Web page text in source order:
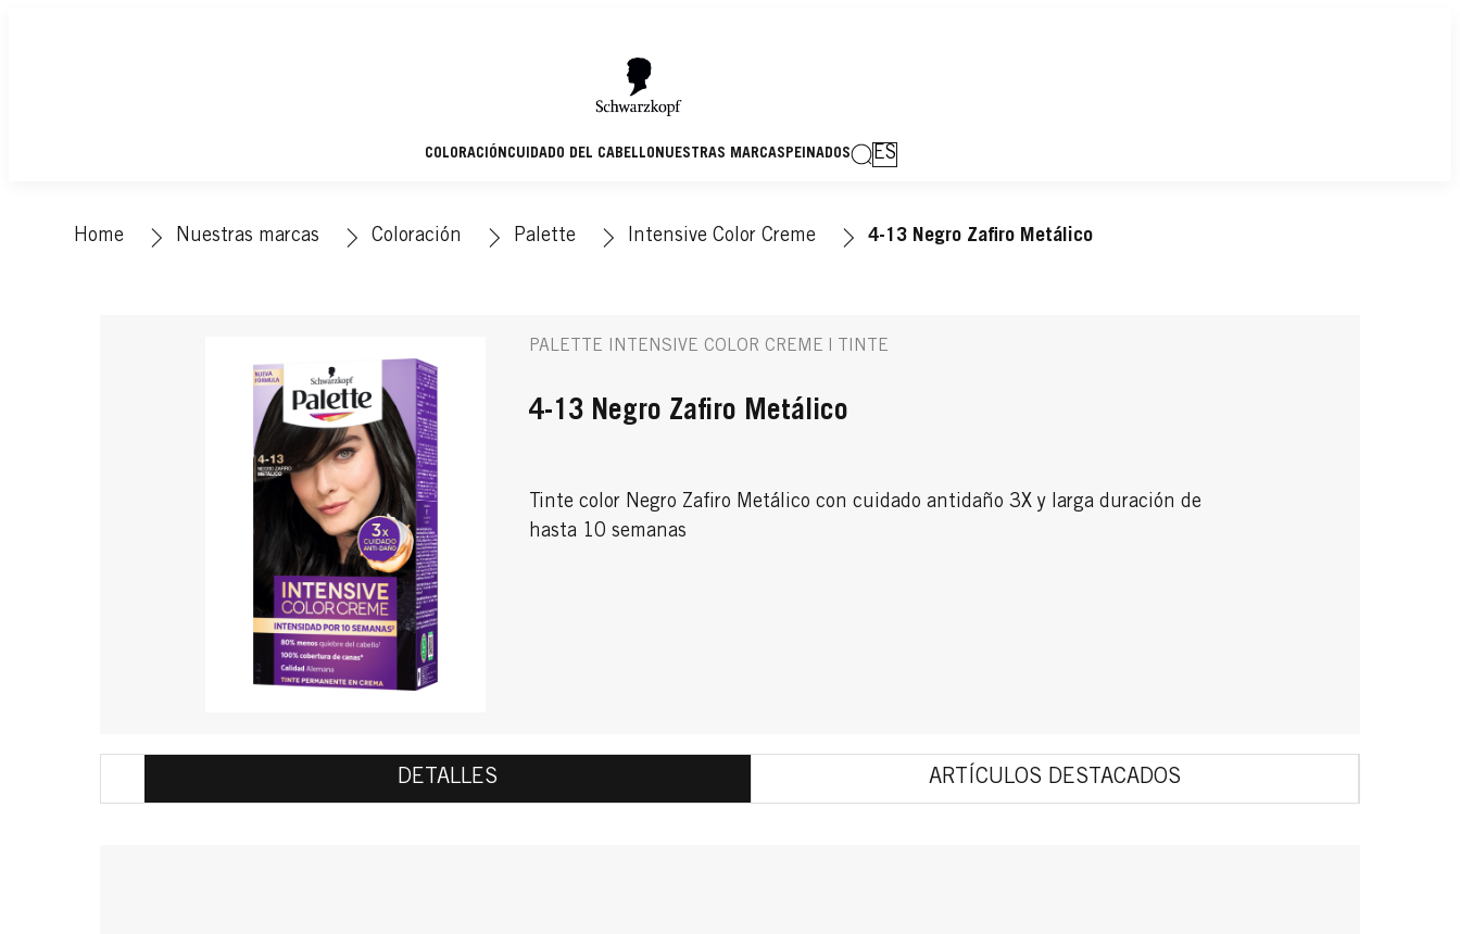
COLORACIÓNCUIDADO DEL CABELLONUESTRAS MARCASPEINADOS ES
Home Nuestras marcas Coloración Palette Intensive Color Creme 4-13 Negro Zafiro Metálico
PALETTE INTENSIVE COLOR CREME | TINTE
4-13 Negro Zafiro Metálico
Tinte color Negro Zafiro Metálico con cuidado antidaño 3X y larga duración de
hasta 10 semanas
DETALLES ARTÍCULOS DESTACADOS